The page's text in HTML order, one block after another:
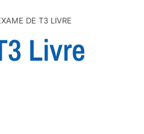
DE T3 LIVRE
Livre